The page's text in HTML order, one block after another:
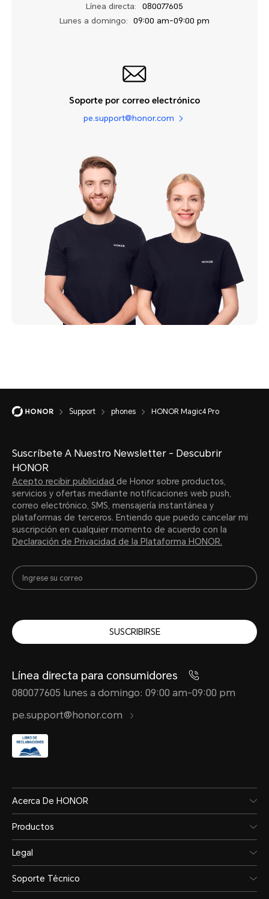
Línea directa:
080077605
Lunes a domingo:
09:00 am-09:00 pm
Soporte por correo electrónico
pe.support@honor.com
Support phones HONOR Magic4 Pro
Suscríbete A Nuestro Newsletter - Descubrir
HONOR
Acepto recibir publicidad de Honor sobre productos,
servicios y ofertas mediante notificaciones web push,
correo electrónico, SMS, mensajería instantánea y
plataformas de terceros. Entiendo que puedo cancelar mi
suscripción en cualquier momento de acuerdo con la
Declaración de Privacidad de la Plataforma HONOR.
SUSCRIBIRSE
Línea directa para consumidores
080077605 lunes a domingo: 09:00 am-09:00 pm
pe.support@honor.com
Acerca De HONOR
Productos
Legal
Soporte Técnico